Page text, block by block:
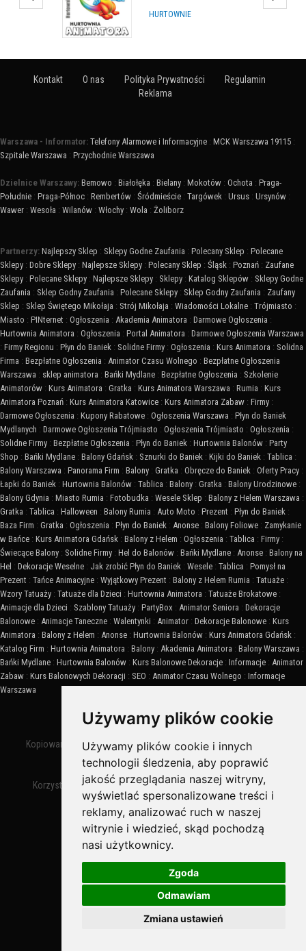
Używamy plików cookie
Używamy plików cookie i innych
technologii śledzenia, aby poprawić
jakość przeglądania naszej witryny,
wyświetlać spersonalizowane treści i
reklamy, analizować ruch w naszej
witrynie i wiedzieć, skąd pochodzą
nasi użytkownicy.
Zgoda
Odmawiam
Zmiana ustawień
HURTOWNIE
Kontakt O nas Polityka Prywatności
Regulamin
Reklama
Warszawa - Informator: Telefony Alarmowe i Informacyjne : MCK Warszawa 19115 :
Szpitale Warszawa : Przychodnie Warszawa
Dzielnice Warszawy: Bemowo : Białołęka : Bielany : Mokotów : Ochota : Praga-
Południe : Praga-Północ : Rembertów : Śródmieście : Targówek : Ursus : Ursynów :
Wawer : Wesoła : Wilanów : Włochy : Wola : Żoliborz
Partnerzy: Najlepszy Sklep : Sklepy Godne Zaufania : Polecany Sklep : Polecane
Sklepy : Dobre Sklepy : Najlepsze Sklepy : Polecany Sklep : Śląsk : Poznań : Zaufane
Sklepy : Polecane Sklepy : Najlepsze Sklepy : Sklepy : Katalog Sklepów : Sklepy Godne
Zaufania : Sklep Godny Zaufania : Polecane Sklepy : Sklep Godny Zaufania : Zaufany
Sklep : Sklep Świętego Mikołaja : Strój Mikołaja : Wiadomości Lokalne : Trójmiasto :
Miasto : PINternet : Ogłoszenia : Akademia Animatora : Darmowe Ogłoszenia :
Hurtownia Animatora : Ogłoszenia : Portal Animatora : Darmowe Ogłoszenia Warszawa
: Firmy Regionu : Płyn do Baniek : Solidne Firmy : Ogłoszenia : Kurs Animatora : Solidna
Firma : Bezpłatne Ogłoszenia : Animator Czasu Wolnego : Bezpłatne Ogłoszenia
Warszawa : sklep animatora : Bańki Mydlane : Bezpłatne Ogłoszenia : Szkolenie
Animatorów : Kurs Animatora : Gratka : Kurs Animatora Warszawa : Rumia : Kurs
Animatora Poznań : Kurs Animatora Katowice : Kurs Animatora Zabaw : Firmy :
Darmowe Ogłoszenia : Kupony Rabatowe : Ogłoszenia Warszawa : Płyn do Baniek
Mydlanych : Darmowe Ogłoszenia Trójmiasto : Ogłoszenia Trójmiasto : Ogłoszenia :
Solidne Firmy : Bezpłatne Ogłoszenia : Płyn do Baniek : Hurtownia Balonów : Party
Shop : Bańki Mydlane : Balony Gdańsk : Sznurki do Baniek : Kijki do Baniek : Tablica :
Balony Warszawa : Panorama Firm : Balony : Gratka : Obręcze do Baniek : Oferty Pracy :
Łapki do Baniek : Hurtownia Balonów : Tablica : Balony : Gratka : Balony Urodzinowe :
Balony Gdynia : Miasto Rumia : Fotobudka : Wesele Sklep : Balony z Helem Warszawa :
Gratka : Tablica : Halloween : Balony Rumia : Auto Moto : Prezent : Płyn do Baniek :
Baza Firm : Gratka : Ogłoszenia : Płyn do Baniek : Anonse : Balony Foliowe : Zamykanie
w Bańce : Kurs Animatora Gdańsk : Balony z Helem : Ogłoszenia : Tablica : Firmy :
Świecące Balony : Solidne Firmy : Hel do Balonów : Bańki Mydlane : Anonse : Balony na
Hel : Dekoracje Weselne : Jak zrobić Płyn do Baniek : Wesele : Tablica : Pomysł na
Prezent : Tańce Animacyjne : Wyjątkowy Prezent : Balony z Helem Rumia : Tatuaże :
Wzory Tatuaży : Tatuaże dla Dzieci : Hurtownia Animatora : Tatuaże Brokatowe :
Animacje dla Dzieci : Szablony Tatuaży : PartyBox : Animator Seniora : Dekoracje
Balonowe : Animacje Taneczne : Walentynki : Animator : Dekoracje Balonowe : Kurs
Animatora : Balony z Helem : Anonse : Hurtownia Balonów : Kurs Animatora Gdańsk :
Katalog Firm : Hurtownia Animatora : Balony : Akademia Animatora : Balony Warszawa :
Bańki Mydlane : Hurtownia Balonów : Kurs Balonowe Dekoracje : Informacje : Animator
Zabaw : Kurs Balonowych Dekoracji : SEO : Animator Czasu Wolnego : Informacje
Warszawa
Wszelkie Prawa Zastrzeżone.
Kopiowanie, powielanie i wykorzystywanie treści, zdjęć, grafik jest
zabronione.
Korzystanie z serwisu oznacza akceptacjęregulaminu portalu
Warszawa.IN™
Bezpieczne Płatności obsługuje: